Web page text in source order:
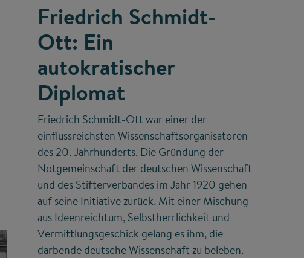
Friedrich Schmidt-
Ott: Ein
autokratischer
Diplomat
Friedrich Schmidt-Ott war einer der
einflussreichsten Wissenschaftsorganisatoren
des 20. Jahrhunderts. Die Gründung der
Notgemeinschaft der deutschen Wissenschaft
und des Stifterverbandes im Jahr 1920 gehen
auf seine Initiative zurück. Mit einer Mischung
aus Ideenreichtum, Selbstherrlichkeit und
Vermittlungsgeschick gelang es ihm, die
darbende deutsche Wissenschaft zu beleben.